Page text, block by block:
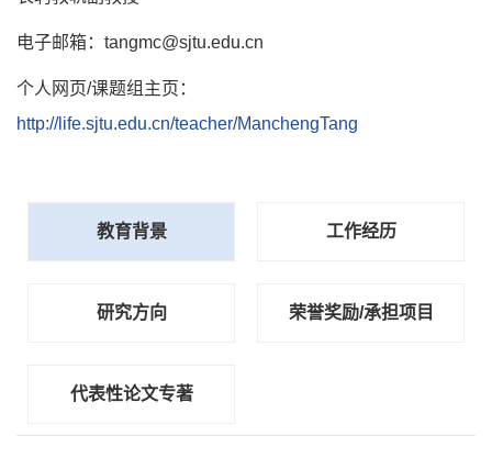
电子邮箱：tangmc@sjtu.edu.cn
个人网页/课题组主页：
http://life.sjtu.edu.cn/teacher/ManchengTang
教育背景 工作经历
研究方向 荣誉奖励/承担项目
代表性论文专著